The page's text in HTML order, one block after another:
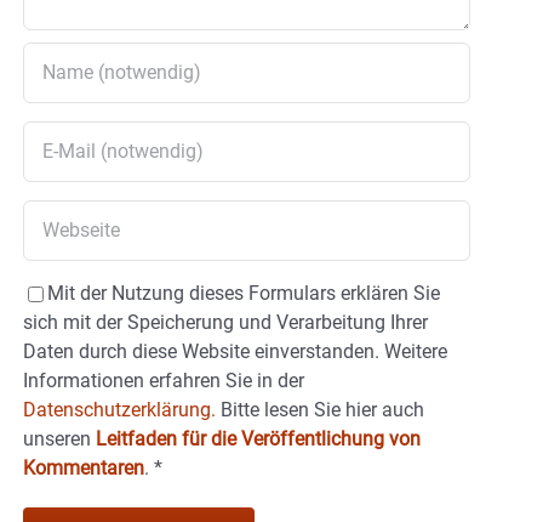
Mit der Nutzung dieses Formulars erklären Sie
sich mit der Speicherung und Verarbeitung Ihrer
Daten durch diese Website einverstanden. Weitere
Informationen erfahren Sie in der
Datenschutzerklärung. Bitte lesen Sie hier auch
unseren Leitfaden für die Veröffentlichung von
Kommentaren. *